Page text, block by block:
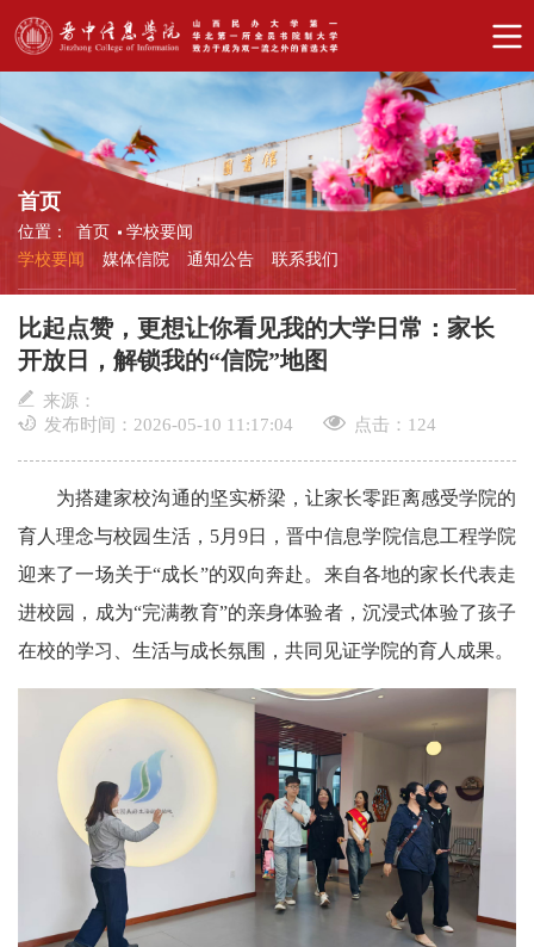
首页
位置： 首页
学校要闻
学校要闻
媒体信院 通知公告 联系我们
比起点赞，更想让你看见我的大学日常：家长
开放日，解锁我的“信院”地图
来源：
发布时间：2026-05-10 11:17:04
点击： 124
为搭建家校沟通的坚实桥梁，让家长零距离感受学院的
育人理念与校园生活，5月9日，晋中信息学院信息工程学院
迎来了一场关于“成长”的双向奔赴。来自各地的家长代表走
进校园，成为“完满教育”的亲身体验者，沉浸式体验了孩子
在校的学习、生活与成长氛围，共同见证学院的育人成果。